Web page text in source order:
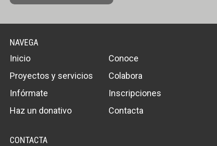
NAVEGA
Inicio
Conoce
Proyectos y servicios
Colabora
Infórmate
Inscripciones
Haz un donativo
Contacta
CONTACTA